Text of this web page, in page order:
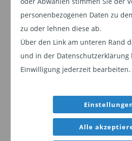
personenbezogenen Daten zu
zu oder lehnen diese ab.
Über den Link am unteren Rand
und in der Datenschutzerklärung
Einwilligung jederzeit bearbeiten.
Alle
Bewertung als deutlich zu
American muss nun seine
allem auf die Fokussierung
Geschäftssegmente bzw.
möglichst schnell umsetzen
kann. Sofern Anglo keinen
Umsetzung seiner Strategie
Unternehmen schnell wieder
Dieser Inhalt ist für
bestimmt. Mit Klick auf
Sie, dass Sie ein
und stimmen unserer
zu.
Weiter